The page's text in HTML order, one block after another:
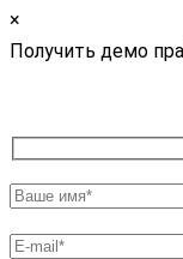
×
Получить демо